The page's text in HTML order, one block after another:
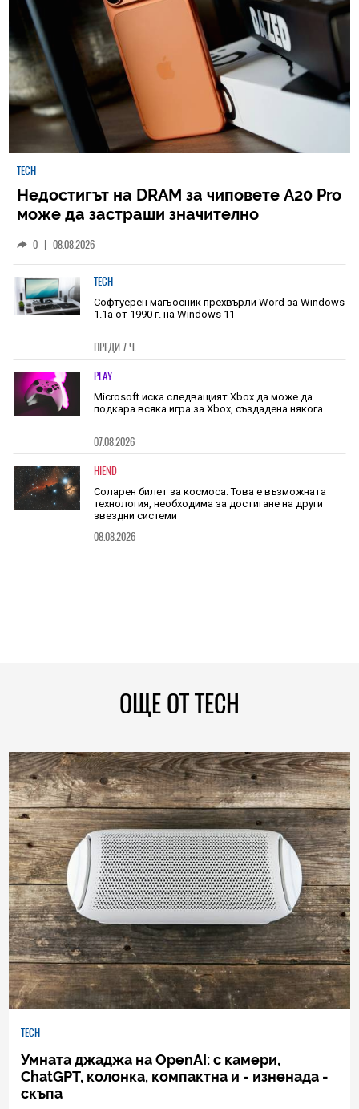
TECH
Недостигът на DRAM за чиповете A20 Pro
може да застраши значително
0 | 08.08.2026
TECH
Софтуерен магьосник прехвърли Word за Windows
1.1a от 1990 г. на Windows 11
ПРЕДИ 7 Ч.
PLAY
Microsoft иска следващият Xbox да може да
подкара всяка игра за Xbox, създадена някога
07.08.2026
HIEND
Соларен билет за космоса: Това е възможната
технология, необходима за достигане на други
звездни системи
08.08.2026
ОЩЕ ОТ TECH
TECH
Умната джаджа на OpenAI: с камери,
ChatGPT, колонка, компактна и - изненада -
скъпа